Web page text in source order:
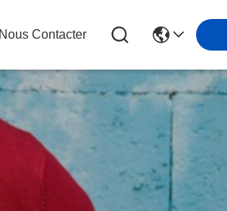
Nous Contacter